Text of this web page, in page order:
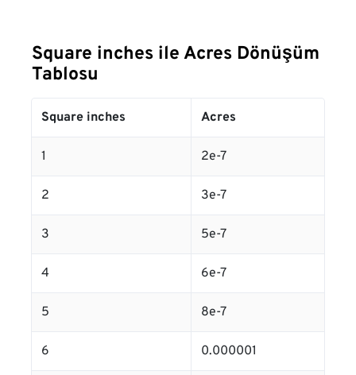
Square inches ile Acres Dönüşüm
Tablosu
Square inches Acres
1 2e-7
2 3e-7
3 5e-7
4 6e-7
5 8e-7
6 0.000001